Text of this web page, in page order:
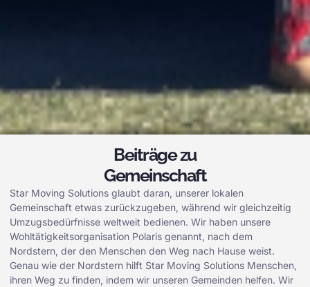
Beiträge zu
Gemeinschaft
Star Moving Solutions glaubt daran, unserer lokalen
Gemeinschaft etwas zurückzugeben, während wir gleichzeitig
Umzugsbedürfnisse weltweit bedienen. Wir haben unsere
Wohltätigkeitsorganisation Polaris genannt, nach dem
Nordstern, der den Menschen den Weg nach Hause weist.
Genau wie der Nordstern hilft Star Moving Solutions Menschen,
ihren Weg zu finden, indem wir unseren Gemeinden helfen. Wir